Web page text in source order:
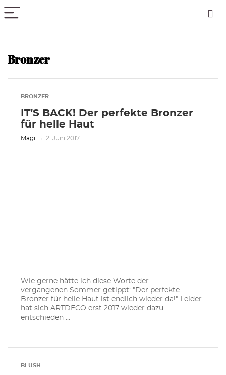
Bronzer
BRONZER
IT’S BACK! Der perfekte Bronzer
für helle Haut
Magi 2. Juni 2017
Wie gerne hätte ich diese Worte der
vergangenen Sommer getippt: "Der perfekte
Bronzer für helle Haut ist endlich wieder da!" Leider
hat sich ARTDECO erst 2017 wieder dazu
entschieden ...
BLUSH